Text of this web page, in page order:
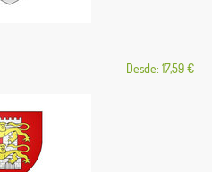
Desde: 17,59 €